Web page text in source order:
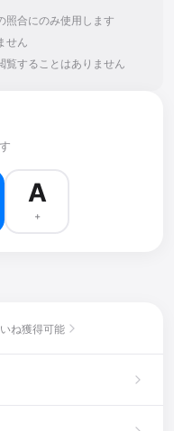
照合にのみ使用します
せん
覧することはありません
A
+
ね獲得可能